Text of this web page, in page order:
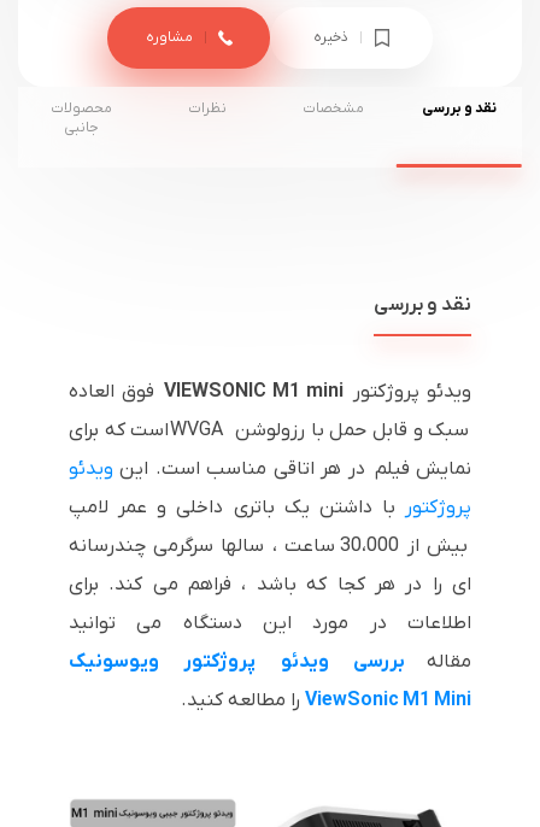
ذخیره مشاوره
نقد و بررسی مشخصات نظرات
محصولات
جانبی
نقد و بررسی
ویدئو پروژکتور VIEWSONIC M1 mini فوق العاده
سبک و قابل حمل با رزولوشن WVGAاست که برای
نمایش فیلم در هر اتاقی مناسب است. این ویدئو
پروژکتور با داشتن یک باتری داخلی و عمر لامپ
بیش از 30،000 ساعت ، سالها سرگرمی چندرسانه
ای را در هر کجا که باشد ، فراهم می کند. برای
اطلاعات در مورد این دستگاه می توانید
مقاله بررسی ویدئو پروژکتور ویوسونیک
ViewSonic M1 Miniرا مطالعه کنید.